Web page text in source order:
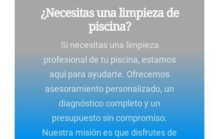
¿Necesitas una limpieza de
piscina?
Si necesitas una limpieza
profesional de tu piscina, estamos
aquí para ayudarte. Ofrecemos
asesoramiento personalizado, un
diagnóstico completo y un
presupuesto sin compromiso.
Nuestra misión es que disfrutes de